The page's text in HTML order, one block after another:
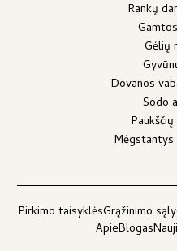
Rankų
Gėlių
Dovanos
Sodo
Pirkimo taisyklėsGrąžinimo
ApieBlogas